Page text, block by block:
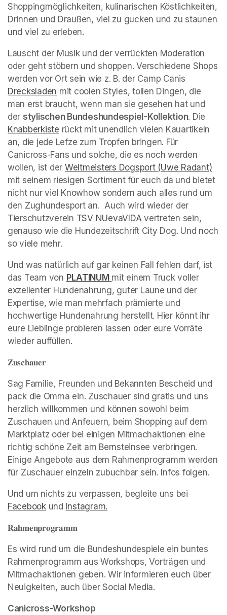
Shoppingmöglichkeiten, kulinarischen Köstlichkeiten,
Drinnen und Draußen, viel zu gucken und zu staunen
und viel zu erleben.
Lauscht der Musik und der verrückten Moderation
oder geht stöbern und shoppen. Verschiedene Shops
Drecksladen (opens in a new tab)
mit coolen Styles, tollen Dingen, die
man erst braucht, wenn man sie gesehen hat und
der stylischen Bundeshundespiel-Kollektion
Knabberkiste (opens in a new tab)
rückt mit unendlich vielen Kauartikeln
an, die jede Lefze zum Tropfen bringen. Für
Canicross-Fans und solche, die es noch werden
wollen, ist der Weltmeisters Dogsport (Uwe Radant)
mit seinem riesigen Sortiment für euch da und bietet
nicht nur viel Knowhow sondern auch alles rund um
den Zughundesport an.  Auch wird wieder der
Tierschutzverein TSV NUevaVIDA (opens in a new tab)
vertreten sein,
genauso wie die Hundezeitschrift City Dog. Und noch
so viele mehr.
Und was natürlich auf gar keinen Fall fehlen darf, ist
das Team von PLATINUM (opens in a new tab)
mit einem Truck voller
exzellenter Hundenahrung, guter Laune und der
Expertise, wie man mehrfach prämierte und
hochwertige Hundenahrung herstellt. Hier könnt ihr
eure Lieblinge probieren lassen oder eure Vorräte
wieder auffüllen.
𝐙𝐮𝐬𝐜𝐡𝐚𝐮𝐞𝐫
Sag Familie, Freunden und Bekannten Bescheid und
pack die Omma ein. Zuschauer sind gratis und uns
herzlich willkommen und können sowohl beim
Zuschauen und Anfeuern, beim Shopping auf dem
Marktplatz oder bei einigen Mitmachaktionen eine
richtig schöne Zeit am Bernsteinsee verbringen.
Einige Angebote aus dem Rahmenprogramm werden
für Zuschauer einzeln zubuchbar sein. Infos folgen.
Facebook(opens in a new tab)
und Instagram.
𝐑𝐚𝐡𝐦𝐞𝐧𝐩𝐫𝐨𝐠𝐫𝐚𝐦𝐦
Es wird rund um die Bundeshundespiele ein buntes
Rahmenprogramm aus Workshops, Vorträgen und
Mitmachaktionen geben. Wir informieren euch über
Neuigkeiten, auch über Social Media.
Canicross-Workshop